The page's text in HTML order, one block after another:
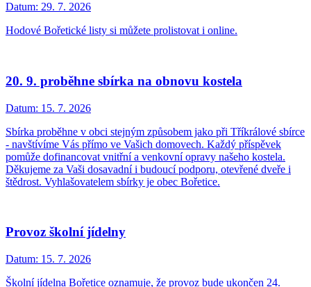
Datum: 29. 7. 2026
Hodové Bořetické listy si můžete prolistovat i online.
20. 9. proběhne sbírka na obnovu kostela
Datum: 15. 7. 2026
Sbírka proběhne v obci stejným způsobem jako při Tříkrálové sbírce
- navštívíme Vás přímo ve Vašich domovech. Každý příspěvek
pomůže dofinancovat vnitřní a venkovní opravy našeho kostela.
Děkujeme za Vaši dosavadní i budoucí podporu, otevřené dveře i
štědrost. Vyhlašovatelem sbírky je obec Bořetice.
Provoz školní jídelny
Datum: 15. 7. 2026
Školní jídelna Bořetice oznamuje, že provoz bude ukončen 24.